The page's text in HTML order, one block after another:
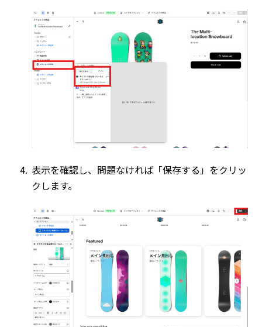
表示を確認し、問題なければ「保存する」をクリッ
クします。